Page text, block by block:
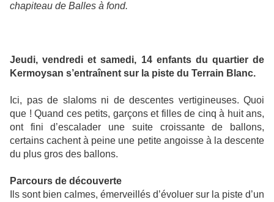
chapiteau de Balles à fond.
Jeudi, vendredi et samedi, 14 enfants du quartier de
Kermoysan s’entraînent sur la piste du Terrain Blanc.
Ici, pas de slaloms ni de descentes vertigineuses. Quoi
que ! Quand ces petits, garçons et filles de cinq à huit ans,
ont fini d’escalader une suite croissante de ballons,
certains cachent à peine une petite angoisse à la descente
du plus gros des ballons.
Parcours de découverte
Ils sont bien calmes, émerveillés d’évoluer sur la piste d’un